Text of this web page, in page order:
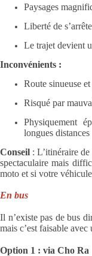
Paysages
Liberté de
Le trajet devient
Inconvénients :
Route sinueuse
Risqué par
Physiquement
longues distances
Conseil : L’itinéraire
spectaculaire mais
moto et si votre
En bus
Il n’existe pas de bus
mais c’est faisable
Option 1 : via Cho Ra